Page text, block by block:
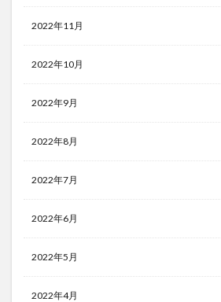
2022年11月
2022年10月
2022年9月
2022年8月
2022年7月
2022年6月
2022年5月
2022年4月